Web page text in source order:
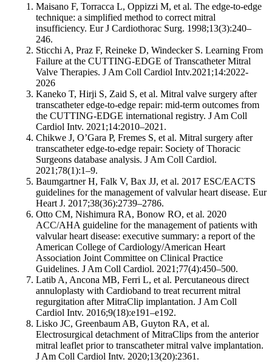
Maisano F, Torracca L, Oppizzi M, et al. The edge-to-edge
technique: a simplified method to correct mitral
insufficiency. Eur J Cardiothorac Surg. 1998;13(3):240–
246.
Sticchi A, Praz F, Reineke D, Windecker S. Learning From
Failure at the CUTTING-EDGE of Transcatheter Mitral
Valve Therapies. J Am Coll Cardiol Intv.2021;14:2022-
2026
Kaneko T, Hirji S, Zaid S, et al. Mitral valve surgery after
transcatheter edge-to-edge repair: mid-term outcomes from
the CUTTING-EDGE international registry. J Am Coll
Cardiol Intv. 2021;14:2010–2021.
Chikwe J, O’Gara P, Fremes S, et al. Mitral surgery after
transcatheter edge-to-edge repair: Society of Thoracic
Surgeons database analysis. J Am Coll Cardiol.
2021;78(1):1–9.
Baumgartner H, Falk V, Bax JJ, et al. 2017 ESC/EACTS
guidelines for the management of valvular heart disease. Eur
Heart J. 2017;38(36):2739–2786.
Otto CM, Nishimura RA, Bonow RO, et al. 2020
ACC/AHA guideline for the management of patients with
valvular heart disease: executive summary: a report of the
American College of Cardiology/American Heart
Association Joint Committee on Clinical Practice
Guidelines. J Am Coll Cardiol. 2021;77(4):450–500.
Latib A, Ancona MB, Ferri L, et al. Percutaneous direct
annuloplasty with Cardioband to treat recurrent mitral
regurgitation after MitraClip implantation. J Am Coll
Cardiol Intv. 2016;9(18):e191–e192.
Lisko JC, Greenbaum AB, Guyton RA, et al.
Electrosurgical detachment of MitraClips from the anterior
mitral leaflet prior to transcatheter mitral valve implantation.
J Am Coll Cardiol Intv. 2020;13(20):2361.